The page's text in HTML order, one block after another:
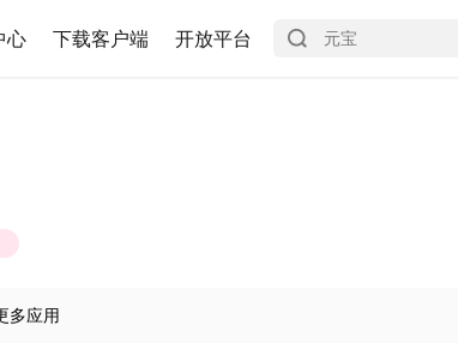
心 下载客户端 开放平台
多应用